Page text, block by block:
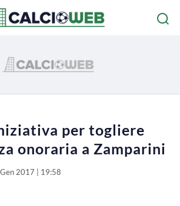
per togliere
onoraria a Zamparini
2017 | 19:58